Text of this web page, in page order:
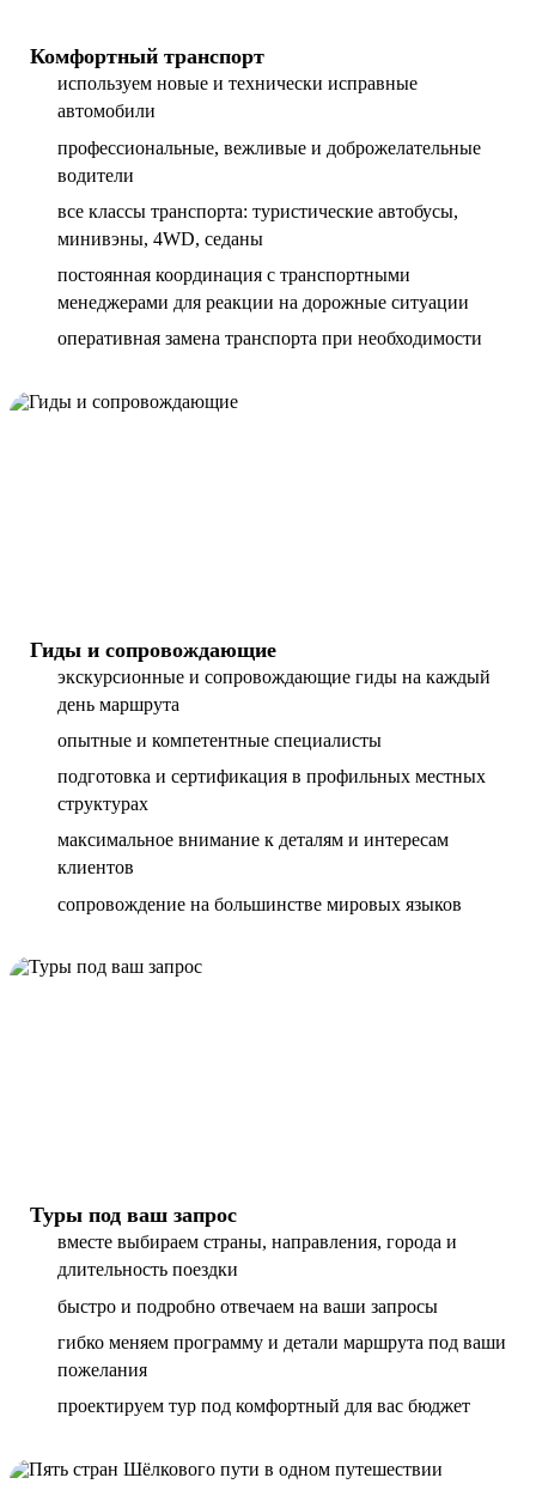
Комфортный транспорт
используем новые и технически исправные
автомобили
профессиональные, вежливые и доброжелательные
водители
все классы транспорта: туристические автобусы,
минивэны, 4WD, седаны
постоянная координация с транспортными
менеджерами для реакции на дорожные ситуации
оперативная замена транспорта при необходимости
Гиды и сопровождающие
экскурсионные и сопровождающие гиды на каждый
день маршрута
опытные и компетентные специалисты
подготовка и сертификация в профильных местных
структурах
максимальное внимание к деталям и интересам
клиентов
сопровождение на большинстве мировых языков
Туры под ваш запрос
вместе выбираем страны, направления, города и
длительность поездки
быстро и подробно отвечаем на ваши запросы
гибко меняем программу и детали маршрута под ваши
пожелания
проектируем тур под комфортный для вас бюджет